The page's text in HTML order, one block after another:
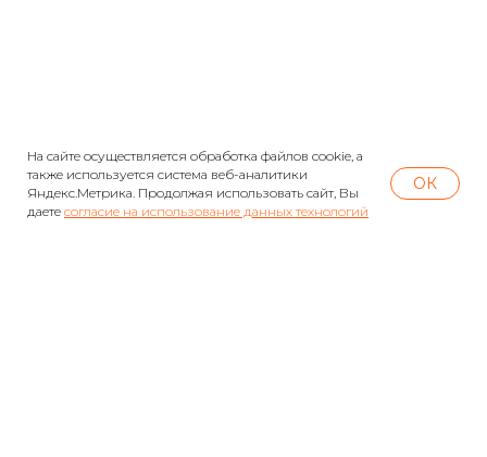
На сайте осуществляется обработка файлов cookie, а
также используется система веб-аналитики
Яндекс.Метрика. Продолжая использовать сайт, Вы
даете согласие на использование данных технологий
ОК
Наши контакты
Новосибирск, ул. Семьи Шамшиных, 30, офис